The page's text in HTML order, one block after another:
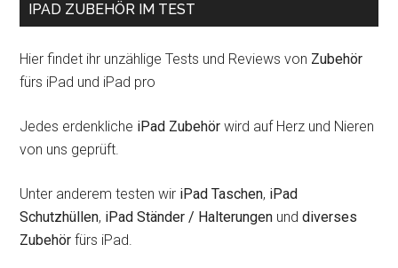
IPAD ZUBEHÖR IM TEST
Hier findet ihr unzählige Tests und Reviews von Zubehör
fürs iPad und iPad pro
Jedes erdenkliche iPad Zubehör wird auf Herz und Nieren
von uns geprüft.
Unter anderem testen wir iPad Taschen, iPad
Schutzhüllen, iPad Ständer / Halterungen unddiverses
Zubehör fürs iPad.